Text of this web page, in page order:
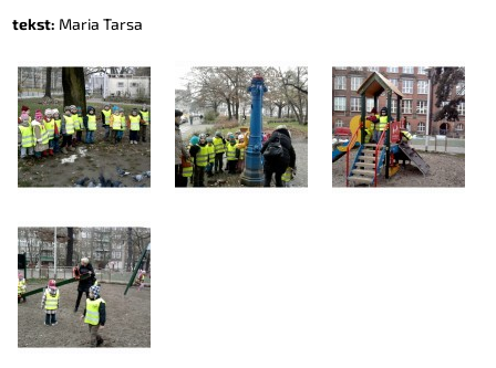
tekst: Maria Tarsa